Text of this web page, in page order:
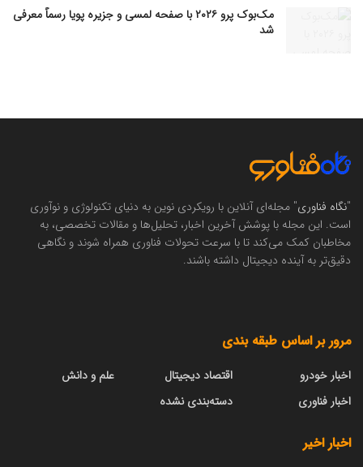
مک‌بوک پرو ۲۰۲۶ با صفحه لمسی و جزیره پویا رسماً معرفی
شد
"نگاه فناوری" مجله‌ای آنلاین با رویکردی نوین به دنیای تکنولوژی و نوآوری
است. این مجله با پوشش آخرین اخبار، تحلیل‌ها و مقالات تخصصی، به
مخاطبان کمک می‌کند تا با سرعت تحولات فناوری همراه شوند و نگاهی
دقیق‌تر به آینده دیجیتال داشته باشند.
مرور بر اساس طبقه بندی
اخبار خودرو
اخبار فناوری
اقتصاد دیجیتال
دسته‌بندی نشده
علم و دانش
اخبار اخیر